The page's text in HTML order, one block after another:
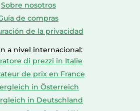
Sobre nosotros
de compras
de la privacidad
a nivel internacional:
di prezzi in Italie
de prix en France
in Österreich
in Deutschland